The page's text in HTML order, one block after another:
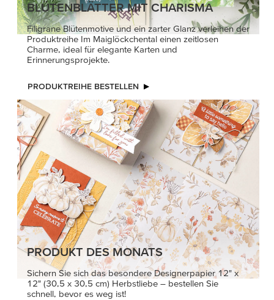
BLÜTENBLÄTTER MIT CHARISMA
Filigrane Blütenmotive und ein zarter Glanz verleihen der
Produktreihe Im Maiglöckchental einen zeitlosen
Charme, ideal für elegante Karten und
Erinnerungsprojekte.
PRODUKTREIHE BESTELLEN
PRODUKT DES MONATS
Sichern Sie sich das besondere Designerpapier 12" x
12" (30,5 x 30,5 cm) Herbstliebe – bestellen Sie
schnell, bevor es weg ist!